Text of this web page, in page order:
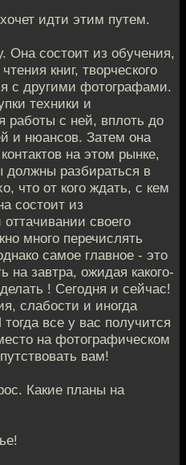
идти этим путем.
Она состоит из обучения,
книг, творческого
с другими фотографами.
техники и
работы с ней, вплоть до
и нюансов. Затем она
на этом рынке,
разбираться в
что от кого ждать, с кем
состоит из
своего
много перечислять
самое главное - это
на завтра, ожидая какого-
! Сегодня и сейчас!
слабости и иногда
все у вас получится
на фотографическом
вам!
Какие планы на